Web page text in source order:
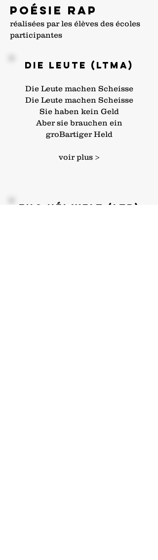
poésie rap
réalisées par les élèves des écoles
participantes
Die Leute (LTMA)
Die Leute machen Scheisse
Die Leute machen Scheisse
Sie haben kein Geld
Aber sie brauchen ein
groBartiger Held
voir plus >
Eng néi Welt (LTB)